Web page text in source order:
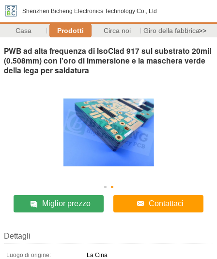
Shenzhen Bicheng Electronics Technology Co., Ltd
Casa Prodotti Circa noi Giro della fabbrica>>
PWB ad alta frequenza di IsoClad 917 sul substrato 20mil
(0.508mm) con l'oro di immersione e la maschera verde
della lega per saldatura
Miglior prezzo Contattaci
Dettagli
Luogo di origine:
La Cina